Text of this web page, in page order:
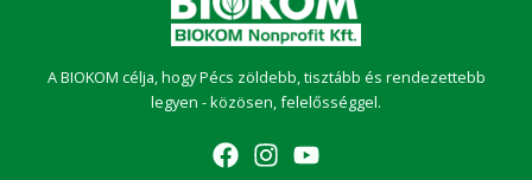
A BIOKOM célja, hogy Pécs zöldebb, tisztább és rendezettebb
legyen - közösen, felelősséggel.